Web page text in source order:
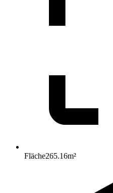
Fläche265.16m²